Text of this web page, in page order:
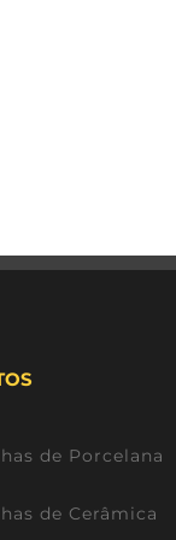
de Porcelana
de Cerâmica